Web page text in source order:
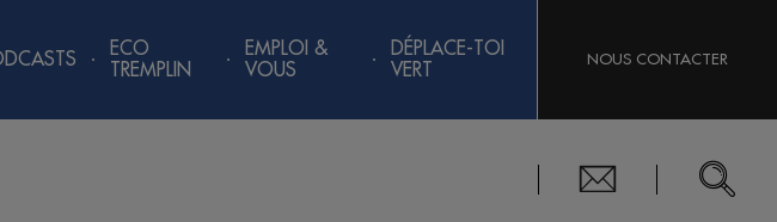
ECO
TREMPLIN
EMPLOI &
VOUS
DÉPLACE-TOI
VERT
NOUS CONTACTER